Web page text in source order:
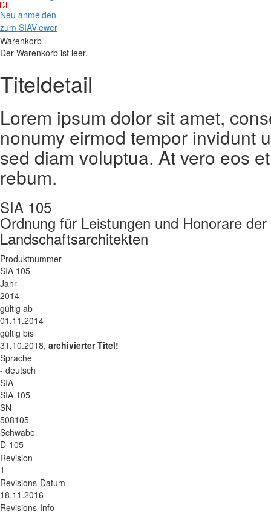
Neu anmelden
zum SIAViewer
Warenkorb
Der Warenkorb ist leer.
Titeldetail
Lorem ipsum dolor sit amet,
nonumy eirmod tempor invidunt
sed diam voluptua. At vero eos
rebum.
SIA 105
Ordnung für Leistungen und Honorare
Landschaftsarchitekten
Produktnummer
SIA 105
Jahr
2014
gültig ab
01.11.2014
gültig bis
31.10.2018, archivierter Titel!
Sprache
- deutsch
SIA
SIA 105
SN
508105
Schwabe
D-105
Revision
1
Revisions-Datum
18.11.2016
Revisions-Info